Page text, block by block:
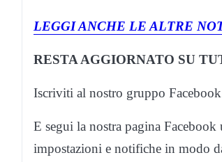
LEGGI ANCHE LE ALTRE
RESTA AGGIORNATO SU
Iscriviti al nostro gruppo Facebook
E segui la nostra pagina Facebook
impostazioni e notifiche in modo